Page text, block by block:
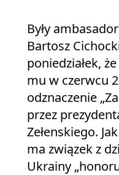
Były
Bartosz
poniedziałek,
mu w czerwcu
odznaczenie
przez
Zełenskiego.
ma związek z
Ukrainy